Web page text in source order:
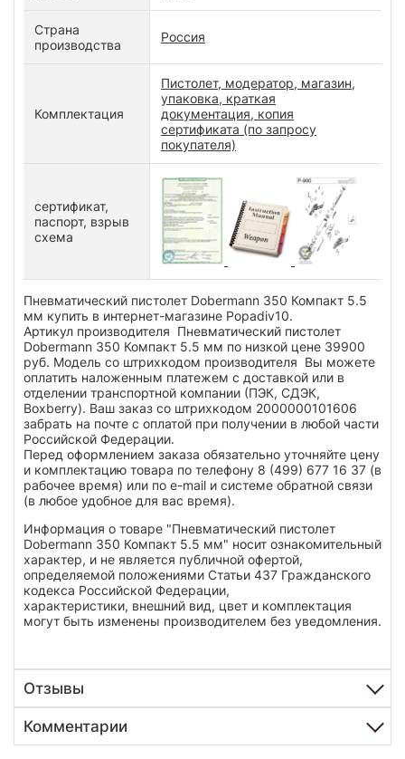
Страна
производства
Россия
Комплектация
Пистолет, модератор, магазин,
упаковка, краткая
документация, копия
сертификата (по запросу
покупателя)
сертификат,
паспорт, взрыв
схема
Пневматический пистолет Dobermann 350 Компакт 5.5
мм купить в интернет-магазине Popadiv10.
Артикул производителя Пневматический пистолет
Dobermann 350 Компакт 5.5 мм по низкой цене 39900
руб. Модель со штрихкодом производителя Вы можете
оплатить наложенным платежем с доставкой или в
отделении транспортной компании (ПЭК, СДЭК,
Boxberry). Ваш заказ со штрихкодом 2000000101606
забрать на почте с оплатой при получении в любой части
Российской Федерации.
Перед оформлением заказа обязательно уточняйте цену
и комплектацию товара по телефону 8 (499) 677 16 37 (в
рабочее время) или по e-mail и системе обратной связи
(в любое удобное для вас время).
Информация о товаре "Пневматический пистолет
Dobermann 350 Компакт 5.5 мм" носит ознакомительный
характер, и не является публичной офертой,
определяемой положениями Статьи 437 Гражданского
кодекса Российской Федерации,
характеристики, внешний вид, цвет и комплектация
могут быть изменены производителем без уведомления.
Отзывы
Комментарии